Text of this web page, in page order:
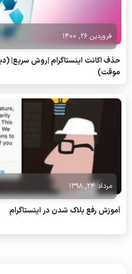
فروردین 26, 1400
حذف اکانت اینستاگرام |روش سریع|
موقت)
مرداد 24, 1398
آموزش رفع بلاک شدن در اینستاگرام